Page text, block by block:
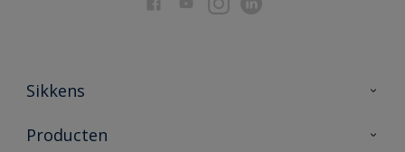
Sikkens
Over Sikkens
Producten